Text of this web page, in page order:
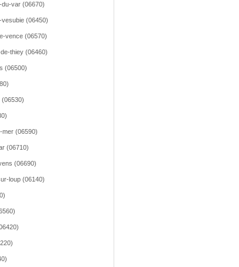
du-var (06670)
vesubie (06450)
vence (06570)
thiey (06460)
(06500)
(06530)
mer (06590)
(06710)
(06690)
loup (06140)